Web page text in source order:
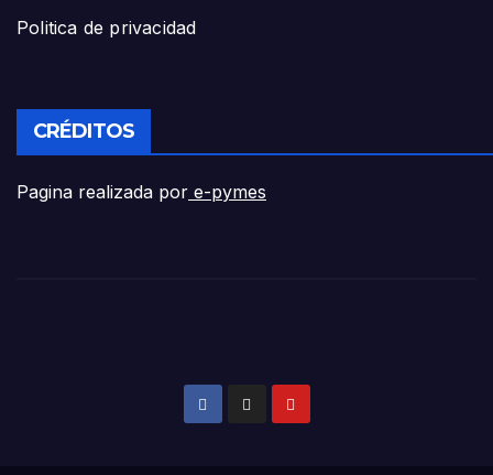
Politica de privacidad
CRÉDITOS
Pagina realizada por e-pymes